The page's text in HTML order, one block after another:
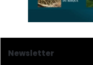
Newsletter